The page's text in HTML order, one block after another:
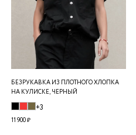
БЕЗРУКАВКА ИЗ ПЛОТНОГО ХЛОПКА
НА КУЛИСКЕ, ЧЕРНЫЙ
+3
11 900 ₽